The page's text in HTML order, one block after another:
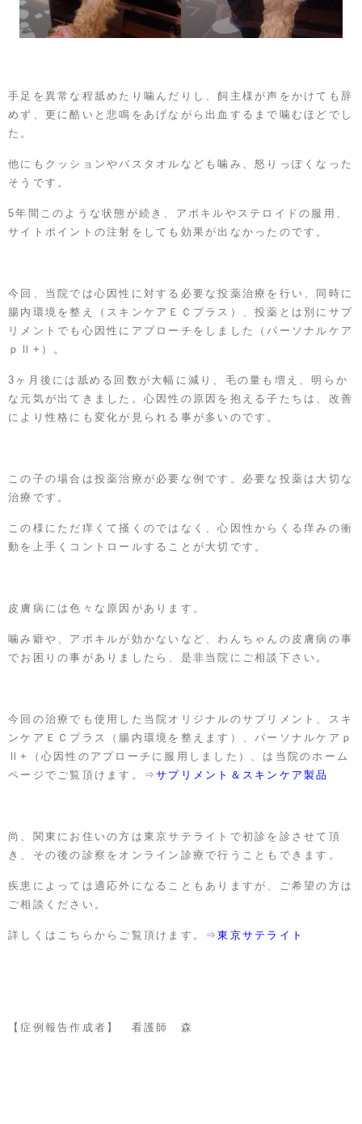
手足を異常な程舐めたり噛んだりし、飼主様が声をかけても辞
めず、更に酷いと悲鳴をあげながら出血するまで噛むほどでし
た。
他にもクッションやバスタオルなども噛み、怒りっぽくなった
そうです。
5年間このような状態が続き、アポキルやステロイドの服用、
サイトポイントの注射をしても効果が出なかったのです。
今回、当院では心因性に対する必要な投薬治療を行い、同時に
腸内環境を整え（スキンケアＥＣプラス）、投薬とは別にサプ
リメントでも心因性にアプローチをしました（パーソナルケア
ｐⅡ+）。
3ヶ月後には舐める回数が大幅に減り、毛の量も増え、明らか
な元気が出てきました。心因性の原因を抱える子たちは、改善
により性格にも変化が見られる事が多いのです。
この子の場合は投薬治療が必要な例です。必要な投薬は大切な
治療です。
この様にただ痒くて掻くのではなく、心因性からくる痒みの衝
動を上手くコントロールすることが大切です。
皮膚病には色々な原因があります。
噛み癖や、アポキルが効かないなど、わんちゃんの皮膚病の事
でお困りの事がありましたら、是非当院にご相談下さい。
今回の治療でも使用した当院オリジナルのサプリメント、スキ
ンケアＥＣプラス（腸内環境を整えます）、パーソナルケアｐ
Ⅱ+（心因性のアプローチに服用しました）、は当院のホーム
ページでご覧頂けます。⇒ サプリメント＆スキンケア製品
尚、関東にお住いの方は東京サテライトで初診を診させて頂
き、その後の診察をオンライン診療で行うこともできます。
疾患によっては適応外になることもありますが、ご希望の方は
ご相談ください。
詳しくはこちらからご覧頂けます。⇒東京サテライト
【症例報告作成者】 看護師 森